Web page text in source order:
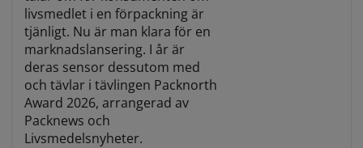
livsmedlet i en förpackning är
tjänligt. Nu är man klara för en
marknadslansering. I år är
deras sensor dessutom med
och tävlar i tävlingen Packnorth
Award 2026, arrangerad av
Packnews och
Livsmedelsnyheter.